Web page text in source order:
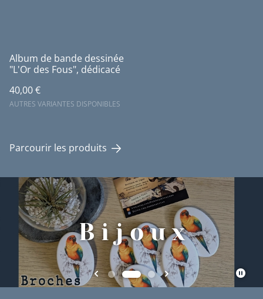
Album de bande dessinée
"L'Or des Fous", dédicacé
40,00 €
AUTRES VARIANTES DISPONIBLES
Parcourir les produits
B i j o u x
B i j o u x
B i j o u x